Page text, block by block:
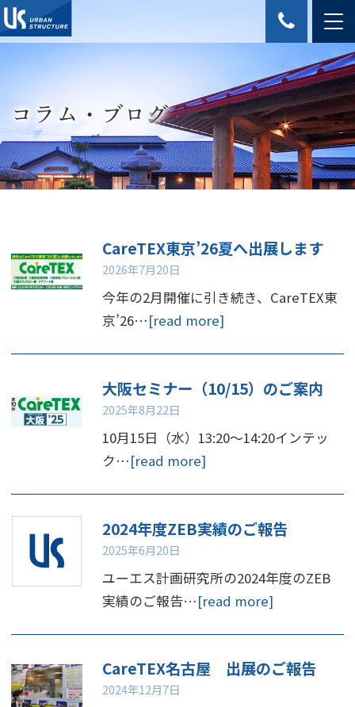
コラム・ブログ
CareTEX東京’26夏へ出展します
2026年7月20日
今年の2月開催に引き続き、CareTEX東
京’26…[read more]
大阪セミナー（10/15）のご案内
2025年8月22日
10月15日（水）13:20～14:20インテッ
ク…[read more]
2024年度ZEB実績のご報告
2025年6月20日
ユーエス計画研究所の2024年度のZEB
実績のご報告…[read more]
CareTEX名古屋 出展のご報告
2024年12月7日